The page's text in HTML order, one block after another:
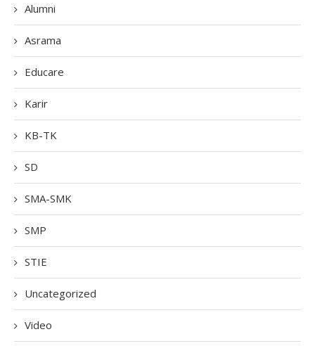
Alumni
Asrama
Educare
Karir
KB-TK
SD
SMA-SMK
SMP
STIE
Uncategorized
Video